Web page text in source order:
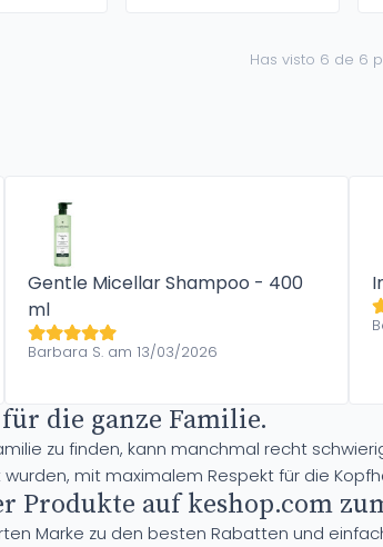
Has visto 6 de 6
Gentle Micellar Shampoo - 400
ml
Barbara S. am 13/03/2026
die ganze Familie.
zu finden, kann manchmal recht
mit maximalem Respekt für die
Produkte auf keshop.com
Marke zu den besten Rabatten und